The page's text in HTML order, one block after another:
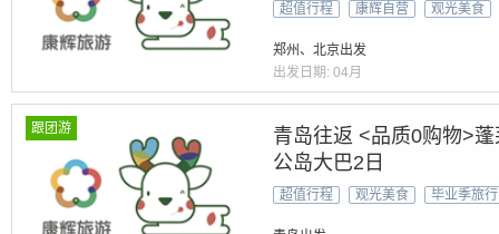
超值行程 康辉自营 观光美食
郑州、北京出发
出发日期: 04月
跟团游
青岛往返 <品质0购物>
公岛大巴2日
超值行程 观光美食 毕业季旅行